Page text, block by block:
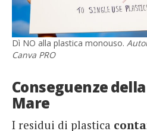
Dì NO alla plastica monouso.
Canva PRO
Conseguenze
Mare
I residui di plastica